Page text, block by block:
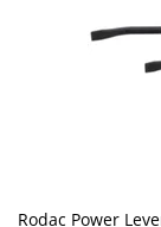
Rodac Power